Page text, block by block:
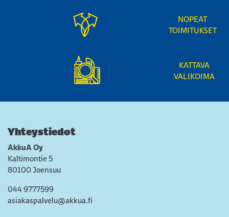
NOPEAT
TOIMITUKSET
KATTAVA
VALIKOIMA
Yhteystiedot
AkkuA Oy
Kaltimontie 5
80100 Joensuu
044 9777599
asiakaspalvelu@akkua.fi